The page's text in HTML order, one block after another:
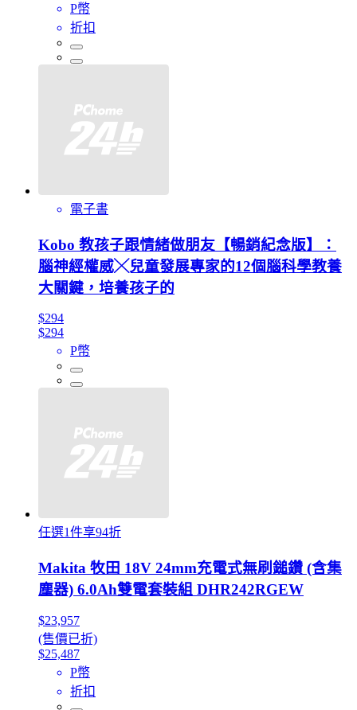
P幣
折扣
電子書
Kobo 教孩子跟情緒做朋友【暢銷紀念版】：
腦神經權威╳兒童發展專家的12個腦科學教養
大關鍵，培養孩子的
$294
$294
P幣
任選1件享94折
Makita 牧田 18V 24mm充電式無刷鎚鑽 (含集
塵器) 6.0Ah雙電套裝組 DHR242RGEW
$23,957
(售價已折)
$25,487
P幣
折扣